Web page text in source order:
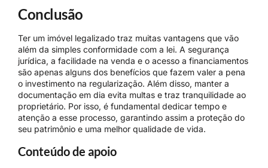
Conclusão
Ter um imóvel legalizado traz muitas vantagens que vão
além da simples conformidade com a lei. A segurança
jurídica, a facilidade na venda e o acesso a financiamentos
são apenas alguns dos benefícios que fazem valer a pena
o investimento na regularização. Além disso, manter a
documentação em dia evita multas e traz tranquilidade ao
proprietário. Por isso, é fundamental dedicar tempo e
atenção a esse processo, garantindo assim a proteção do
seu patrimônio e uma melhor qualidade de vida.
Conteúdo de apoio